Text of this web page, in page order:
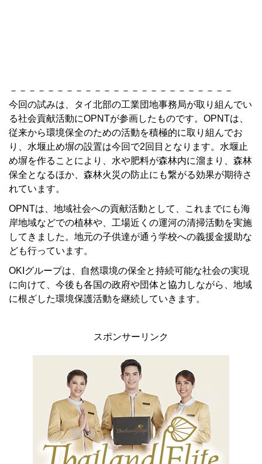
－－－－－－－－－－－－－－－－－－－－－－－－
今回の試みは、タイ北部の工業団地事務局が取り組んでい
る社会貢献活動にOPNTが参画したものです。OPNTは、
従来から環境保全のための活動を積極的に取り組んでお
り、水堰止め塀の設置は今回で2回目となります。水堰止
め塀を作ることにより、水や肥料が森林内に溜まり、森林
保全となるほか、森林火災の防止にも繋がる効果が期待さ
れています。
OPNTは、地域社会への貢献活動として、これまでにも海
岸地域などでの植林や、工場近くの運河の清掃活動を実施
してきました。地元の子供達が通う学校への義援金援助な
ども行っています。
OKIグループは、自然環境の保全と持続可能な社会の実現
に向けて、今後も各国の政府や団体と協力しながら、地域
に根ざした環境保護活動を継続していきます。
スポンサーリンク